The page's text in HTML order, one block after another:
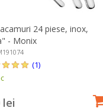
24 piese, inox,
- Monix
(1)
lei